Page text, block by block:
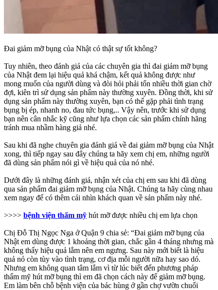
Đai giảm mỡ bụng của Nhật có thật sự tốt không?
Tuy nhiên, theo đánh giá của các chuyên gia thì đai giảm mỡ bụng
của Nhật đem lại hiệu quả khá chậm, kết quả không được như
mong muốn của người dùng và đòi hỏi phải tốn nhiều thời gian chờ
đợi, kiên trì sử dụng sản phẩm này thường xuyên. Đồng thời, khi sử
dụng sản phẩm này thường xuyên, bạn có thể gặp phải tình trạng
bụng bị ép, nhanh no, đau tức bụng,.. Vậy nên, trước khi sử dụng
bạn nên cân nhắc kỹ cũng như lựa chọn các sản phẩm chính hãng
tránh mua nhầm hàng giả nhé.
Sau khi đã nghe chuyên gia đánh giá về đai giảm mỡ bụng của Nhật
xong, thì tiếp ngay sau đây chúng ta hãy xem chị em, những người
đã dùng sản phẩm nói gì về hiệu quả của nó nhé.
Dưới đây là những đánh giá, nhận xét của chị em sau khi đã dùng
qua sản phẩm đai giảm mỡ bụng của Nhật. Chúng ta hãy cùng nhau
xem ngay để có thêm cái nhìn khách quan về sản phẩm này nhé.
>>>> bệnh viện thẩm mỹ hút mỡ được nhiều chị em lựa chọn
Chị Đỗ Thị Ngọc Nga ở Quận 9 chia sẻ: “Đai giảm mỡ bụng của
Nhật em dùng được 1 khoảng thời gian, chắc gần 4 tháng nhưng mà
không thấy hiệu quả lắm nên em ngưng. Sau này mới biết là hiệu
quả nó còn tùy vào tình trạng, cơ địa mỗi người nữa hay sao dó.
Nhưng em không quan tâm lắm vì từ lúc biết đến phương pháp
thẩm mỹ hút mỡ bụng thì em đã chọn cách này để giảm mỡ bụng.
Em làm bên chỗ bệnh viện của bác hùng ở gần chợ vườn chuối